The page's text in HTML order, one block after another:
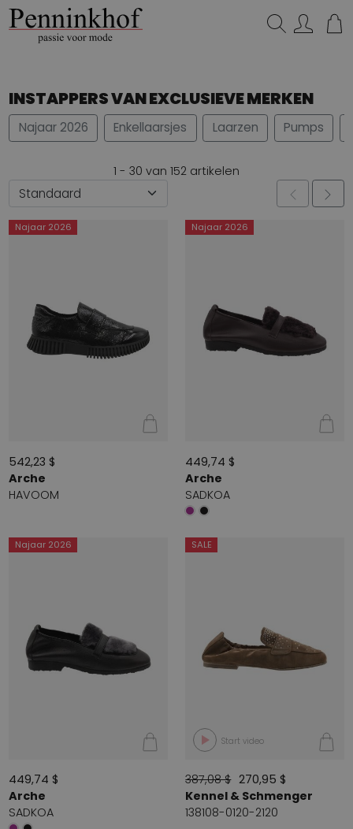
INSTAPPERS VAN EXCLUSIEVE MERKEN
Najaar 2026 Enkellaarsjes Laarzen Pumps
1 - 30 van 152 artikelen
Najaar 2026
542,23 $
Arche
HAVOOM
Najaar 2026
449,74 $
Arche
SADKOA
Najaar 2026
449,74 $
Arche
SADKOA
SALE
Start video
387,08 $ 270,95 $
Kennel & Schmenger
138108-0120-2120